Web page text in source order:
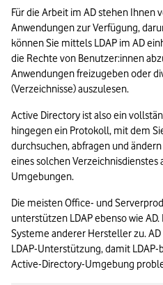
Für die Arbeit im AD stehen Ihnen
Anwendungen zur Verfügung,
können Sie mittels LDAP im AD
die Rechte von Benutzer:innen
Anwendungen freizugeben oder
(Verzeichnisse) auszulesen.
Active Directory ist also ein
hingegen ein Protokoll, mit dem
durchsuchen, abfragen und
eines solchen Verzeichnisdienstes
Umgebungen.
Die meisten Office- und
unterstützen LDAP ebenso wie
Systeme anderer Hersteller zu.
LDAP-Unterstützung, damit
Active-Directory-Umgebung